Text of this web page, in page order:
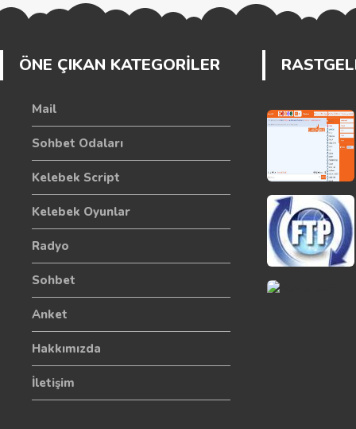
ÖNE ÇIKAN KATEGORİLER
Mail
Sohbet Odaları
Kelebek Script
Kelebek Oyunlar
Radyo
Sohbet
Anket
Hakkımızda
İletişim